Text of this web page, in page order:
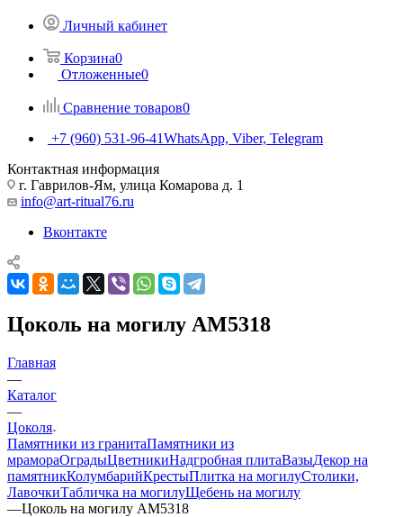
Личный кабинет
Корзина0
Отложенные0
Сравнение товаров0
+7 (960) 531-96-41WhatsApp, Viber, Telegram
Контактная информация
г. Гаврилов-Ям, улица Комарова д. 1
info@art-ritual76.ru
Вконтакте
Цоколь на могилу AM5318
Главная
—
Каталог
—
Цоколя
Памятники из гранитаПамятники из
мрамораОградыЦветникиНадгробная плитаВазыДекор на
памятникКолумбарийКрестыПлитка на могилуСтолики,
ЛавочкиТабличка на могилуЩебень на могилу
—Цоколь на могилу AM5318